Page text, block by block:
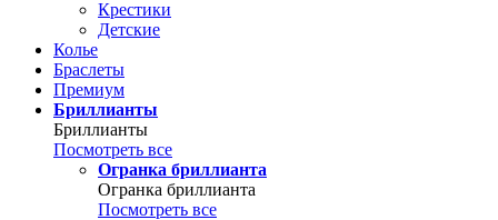
Крестики
Детские
Колье
Браслеты
Премиум
Бриллианты
Бриллианты
Посмотреть все
Огранка бриллианта
Огранка бриллианта
Посмотреть все